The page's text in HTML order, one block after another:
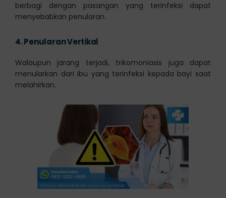
berbagi dengan pasangan yang terinfeksi dapat
menyebabkan penularan.
4.Penularan Vertikal
Walaupun jarang terjadi, trikomoniasis juga dapat
menularkan dari ibu yang terinfeksi kepada bayi saat
melahirkan.